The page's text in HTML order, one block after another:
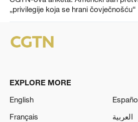
„privilegije koja se hrani čovječnošću“
EXPLORE MORE
English
Français
العربية